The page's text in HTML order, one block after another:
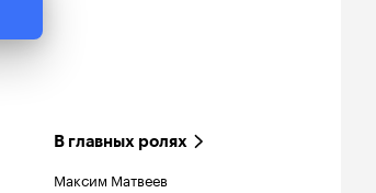
В главных ролях
Максим Матвеев